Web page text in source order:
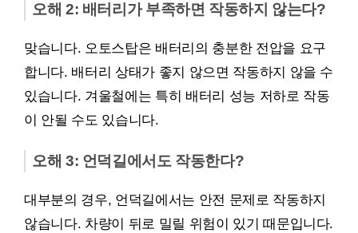
오해 2: 배터리가 부족하면 작동하지 않는다?
맞습니다. 오토스탑은 배터리의 충분한 전압을 요구
합니다. 배터리 상태가 좋지 않으면 작동하지 않을 수
있습니다. 겨울철에는 특히 배터리 성능 저하로 작동
이 안될 수도 있습니다.
오해 3: 언덕길에서도 작동한다?
대부분의 경우, 언덕길에서는 안전 문제로 작동하지
않습니다. 차량이 뒤로 밀릴 위험이 있기 때문입니다.